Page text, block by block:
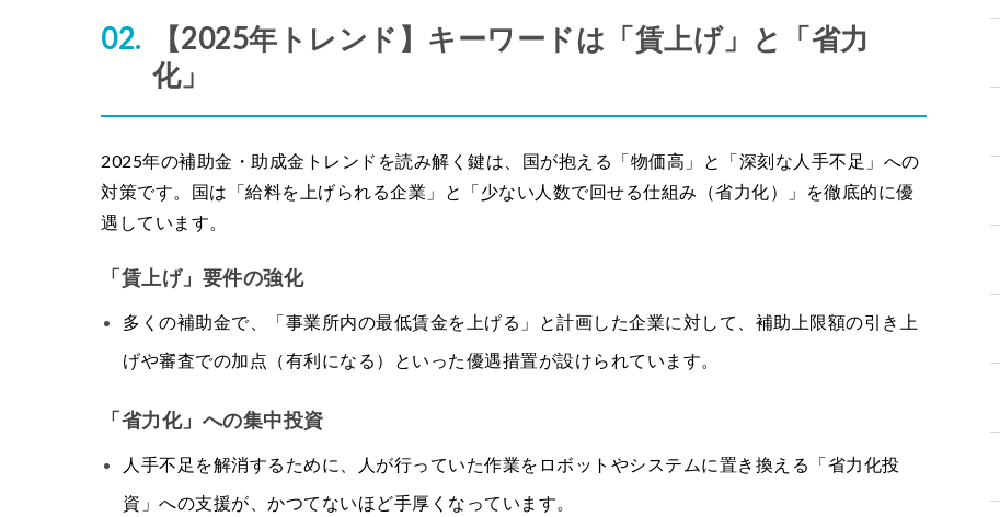
【2025年トレンド】キーワードは「賃上げ」と「省力
化」
2025年の補助金・助成金トレンドを読み解く鍵は、国が抱える「物価高」と「深刻な人手不足」への
対策です。国は「給料を上げられる企業」と「少ない人数で回せる仕組み（省力化）」を徹底的に優
遇しています。
「賃上げ」要件の強化
多くの補助金で、「事業所内の最低賃金を上げる」と計画した企業に対して、補助上限額の引き上
げや審査での加点（有利になる）といった優遇措置が設けられています。
「省力化」への集中投資
人手不足を解消するために、人が行っていた作業をロボットやシステムに置き換える「省力化投
資」への支援が、かつてないほど手厚くなっています。